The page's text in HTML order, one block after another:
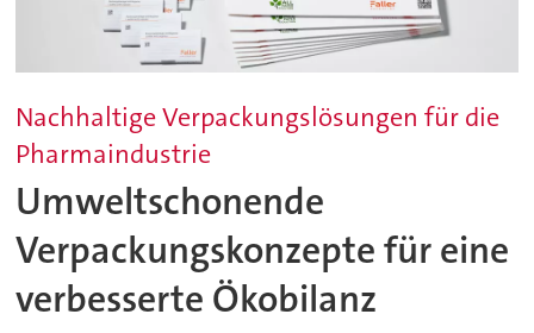
Nachhaltige Verpackungslösungen für die
Pharmaindustrie
Umweltschonende
Verpackungskonzepte für eine
verbesserte Ökobilanz